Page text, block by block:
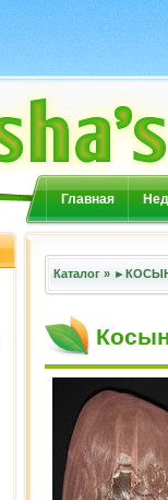
Главная
Каталог »